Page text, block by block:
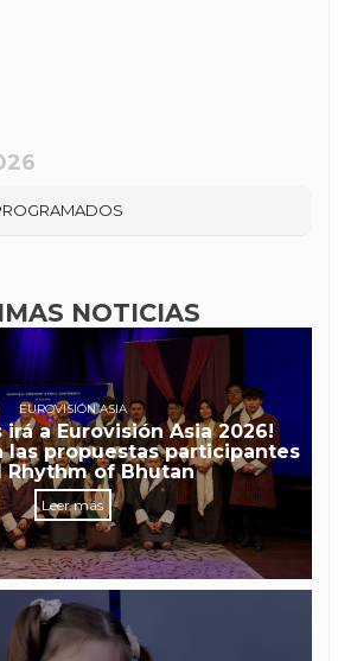
NOTICIAS
EUROVISIÓN ASIA
irá a Eurovisión Asia 2026!
las propuestas participantes
Rhythm of Bhutan
Leer más